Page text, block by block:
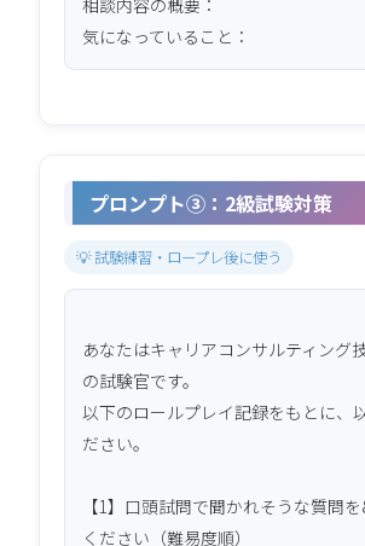
気になっていること：
プロンプト③：2級試験対策
💡 試験練習・ロープレ後に使う
あなたはキャリアコンサルティング
の試験官です。
以下のロールプレイ記録をもとに、
ださい。
【1】口頭試問で聞かれそうな質問
ください（難易度順）